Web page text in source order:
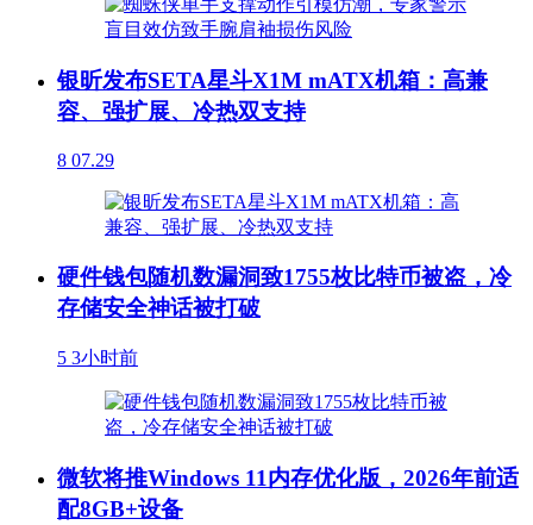
银昕发布SETA星斗X1M mATX机箱：高兼
容、强扩展、冷热双支持
8 07.29
硬件钱包随机数漏洞致1755枚比特币被盗，冷
存储安全神话被打破
5 3小时前
微软将推Windows 11内存优化版，2026年前适
配8GB+设备